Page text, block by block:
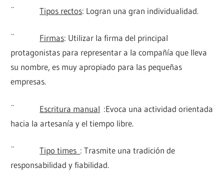
¨Tipos rectos: Logran una gran individualidad.
¨ Firmas: Utilizar la firma del principal
protagonistas para representar a la compañía que lleva
su nombre, es muy apropiado para las pequeñas
empresas.
¨ Escritura manual :Evoca una actividad orientada
hacia la artesanía y el tiempo libre.
¨Tipo times : Trasmite una tradición de
responsabilidad y fiabilidad.